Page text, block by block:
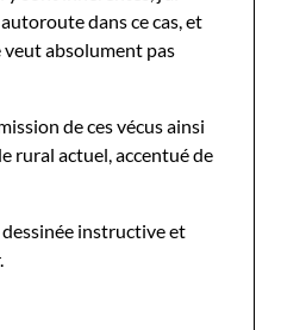
dans ce cas, et
veut absolument pas
de ces vécus ainsi
rural actuel, accentué de
instructive et